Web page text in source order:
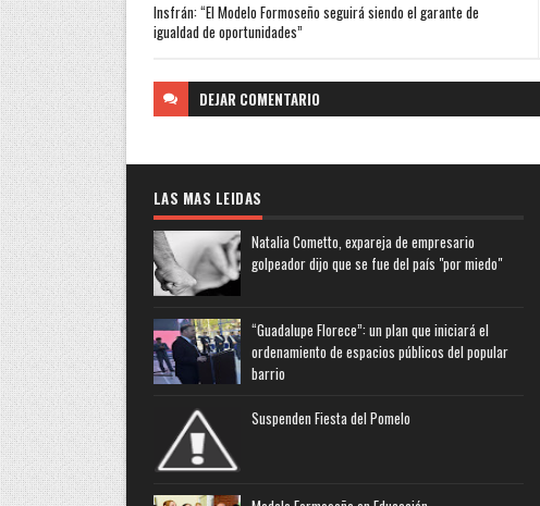
Insfrán: “El Modelo Formoseño seguirá siendo el garante de
igualdad de oportunidades”
DEJAR COMENTARIO
LAS MAS LEIDAS
Natalia Cometto, expareja de empresario
golpeador dijo que se fue del país "por miedo"
“Guadalupe Florece”: un plan que iniciará el
ordenamiento de espacios públicos del popular
barrio
Suspenden Fiesta del Pomelo